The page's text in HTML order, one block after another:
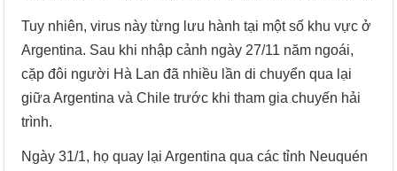
Tuy nhiên, virus này từng lưu hành tại một số khu vực ở
Argentina. Sau khi nhập cảnh ngày 27/11 năm ngoái,
cặp đôi người Hà Lan đã nhiều lần di chuyển qua lại
giữa Argentina và Chile trước khi tham gia chuyến hải
trình.
Ngày 31/1, họ quay lại Argentina qua các tỉnh Neuquén